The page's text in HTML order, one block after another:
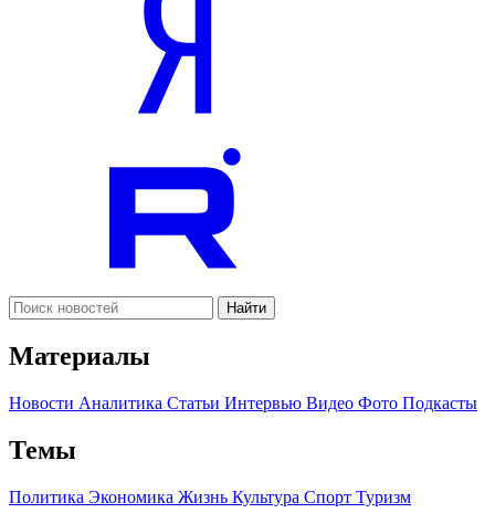
Найти
Материалы
Новости Аналитика Статьи Интервью Видео Фото Подкасты
Темы
Политика Экономика Жизнь Культура Спорт Туризм